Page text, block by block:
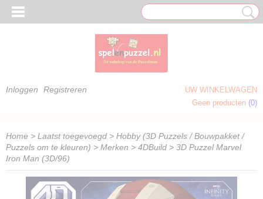
Inloggen Registreren
UW WINKELWAGEN
Geen producten (0)
Home > Laatst toegevoegd > Hobby (3D Puzzels / Bouwpakket /
Puzzels om te kleuren) > Merken > 4DBuild > 3D Puzzel Marvel
Iron Man (3D/96)